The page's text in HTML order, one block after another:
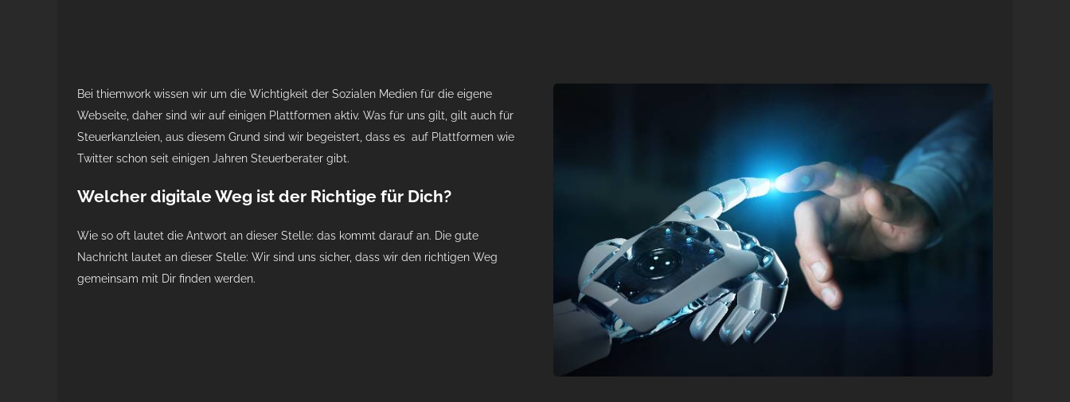
Bei thiemwork wissen wir um die Wichtigkeit der Sozialen Medien für die eigene
Webseite, daher sind wir auf einigen Plattformen aktiv. Was für uns gilt, gilt auch für
Steuerkanzleien, aus diesem Grund sind wir begeistert, dass es auf Plattformen wie
Twitter schon seit einigen Jahren Steuerberater gibt.
Welcher digitale Weg ist der Richtige für Dich?
Wie so oft lautet die Antwort an dieser Stelle: das kommt darauf an. Die gute
Nachricht lautet an dieser Stelle: Wir sind uns sicher, dass wir den richtigen Weg
gemeinsam mit Dir finden werden.